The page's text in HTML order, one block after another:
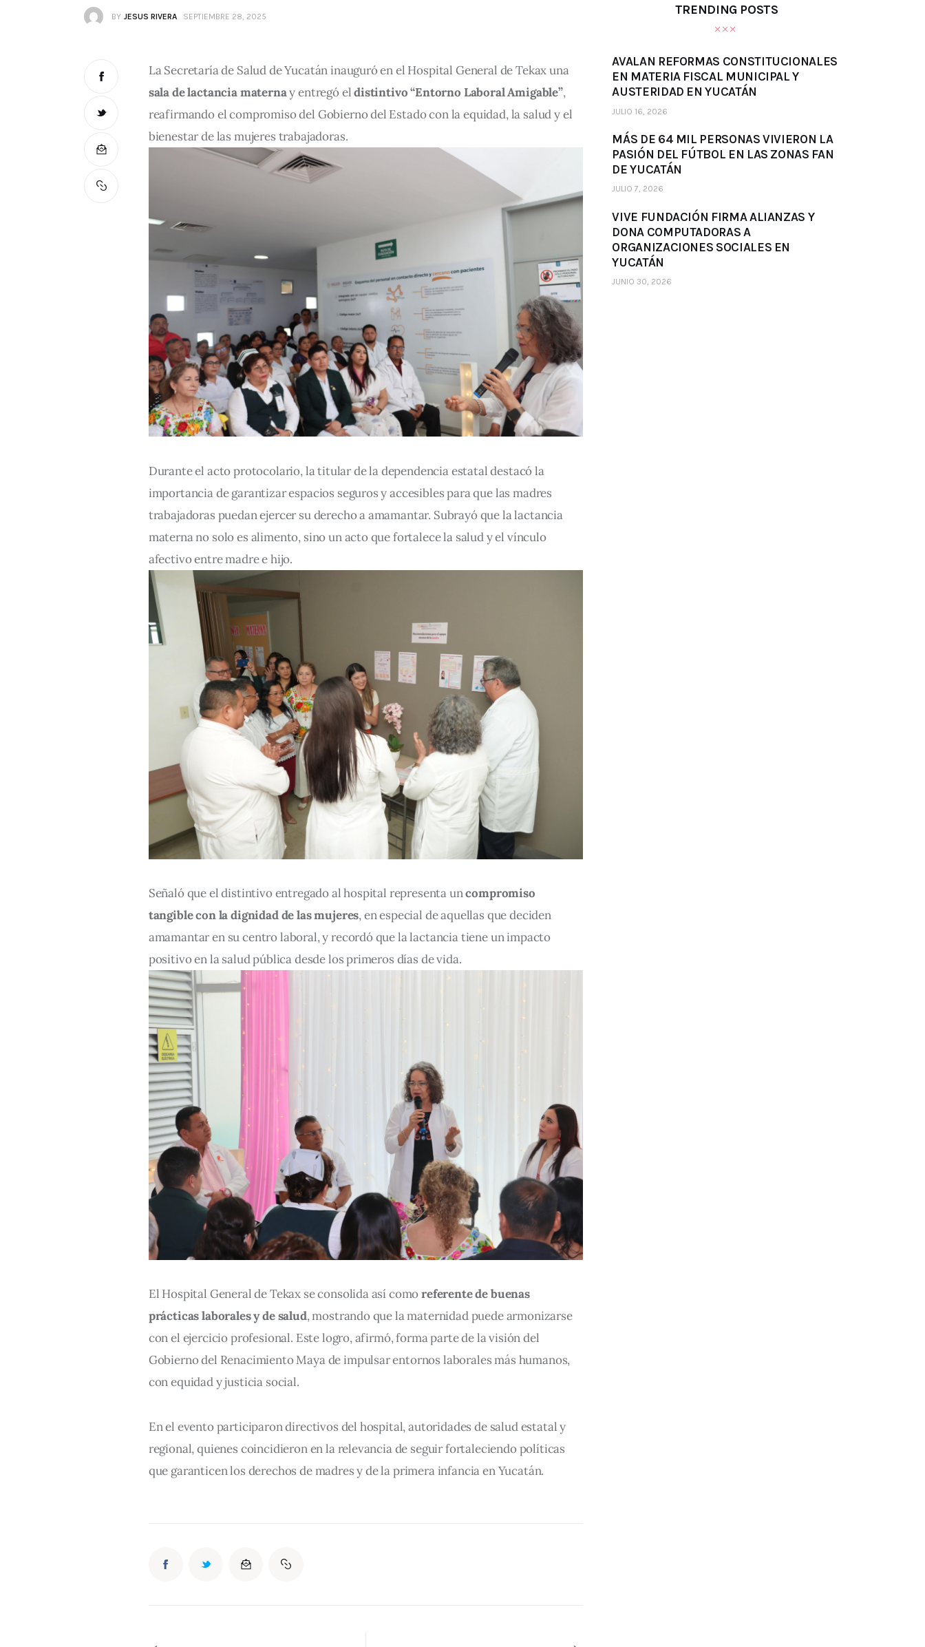
BY JESUS RIVERA SEPTIEMBRE 28, 2025
La Secretaría de Salud de Yucatán inauguró en el Hospital General de Tekax una
sala de lactancia materna y entregó el distintivo “Entorno Laboral Amigable”,
reafirmando el compromiso del Gobierno del Estado con la equidad, la salud y el
bienestar de las mujeres trabajadoras.
Durante el acto protocolario, la titular de la dependencia estatal destacó la
importancia de garantizar espacios seguros y accesibles para que las madres
trabajadoras puedan ejercer su derecho a amamantar. Subrayó que la lactancia
materna no solo es alimento, sino un acto que fortalece la salud y el vínculo
afectivo entre madre e hijo.
Señaló que el distintivo entregado al hospital representa un compromiso
tangible con la dignidad de las mujeres, en especial de aquellas que deciden
amamantar en su centro laboral, y recordó que la lactancia tiene un impacto
positivo en la salud pública desde los primeros días de vida.
El Hospital General de Tekax se consolida así como referente de buenas
prácticas laborales y de salud, mostrando que la maternidad puede armonizarse
con el ejercicio profesional. Este logro, afirmó, forma parte de la visión del
Gobierno del Renacimiento Maya de impulsar entornos laborales más humanos,
con equidad y justicia social.
En el evento participaron directivos del hospital, autoridades de salud estatal y
regional, quienes coincidieron en la relevancia de seguir fortaleciendo políticas
que garanticen los derechos de madres y de la primera infancia en Yucatán.
TRENDING POSTS
AVALAN REFORMAS CONSTITUCIONALES
EN MATERIA FISCAL MUNICIPAL Y
AUSTERIDAD EN YUCATÁN
JULIO 16, 2026
MÁS DE 64 MIL PERSONAS VIVIERON LA
PASIÓN DEL FÚTBOL EN LAS ZONAS FAN
DE YUCATÁN
JULIO 7, 2026
VIVE FUNDACIÓN FIRMA ALIANZAS Y
DONA COMPUTADORAS A
ORGANIZACIONES SOCIALES EN
YUCATÁN
JUNIO 30, 2026